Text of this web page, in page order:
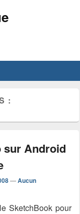
:
sur Android
—Aucun
SketchBook pour